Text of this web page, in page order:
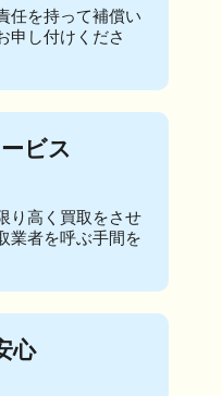
任を持って補償い
申し付けくださ
ビス
り高く買取をさせ
業者を呼ぶ手間を
心